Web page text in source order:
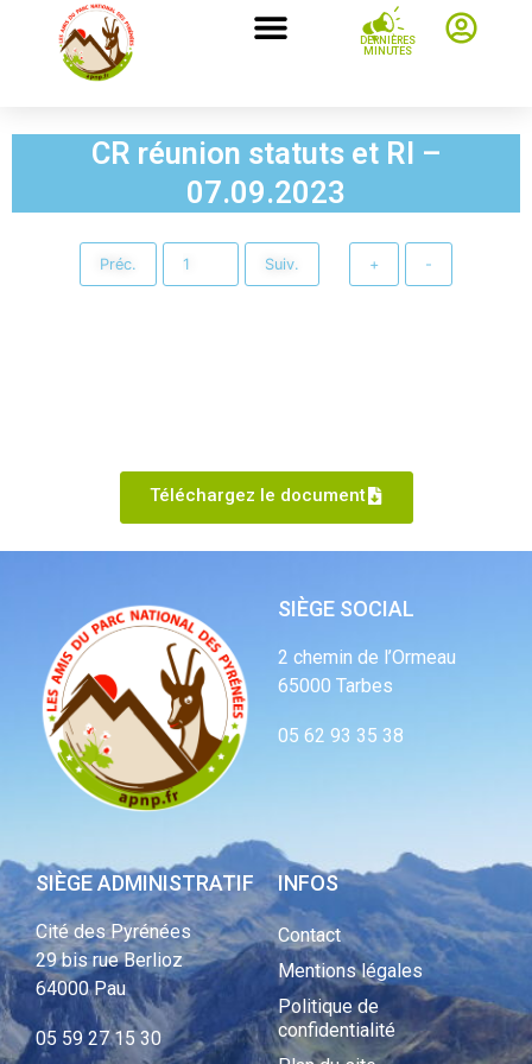
DERNIÈRES
MINUTES
CR réunion statuts et RI –
07.09.2023
Préc. Suiv. + -
Téléchargez le document
SIÈGE SOCIAL
2 chemin de l’Ormeau
65000 Tarbes
05 62 93 35 38
SIÈGE ADMINISTRATIF
Cité des Pyrénées
29 bis rue Berlioz
64000 Pau
05 59 27 15 30
INFOS
Contact
Mentions légales
Politique de
confidentialité